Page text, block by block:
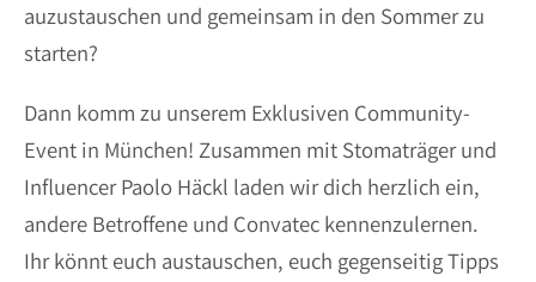
auzustauschen und gemeinsam in den Sommer zu
starten?
Dann komm zu unserem Exklusiven Community-
Event in München! Zusammen mit Stomaträger und
Influencer Paolo Häckl laden wir dich herzlich ein,
andere Betroffene und Convatec kennenzulernen.
Ihr könnt euch austauschen, euch gegenseitig Tipps